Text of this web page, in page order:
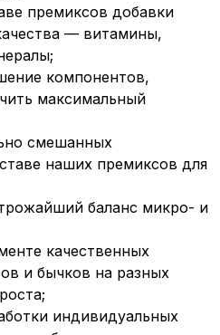
премиксов добавки
— витамины,
компонентов,
максимальный
смешанных
наших премиксов для
баланс микро- и
качественных
и бычков на разных
индивидуальных